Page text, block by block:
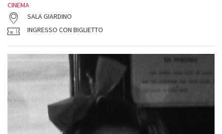
CINEMA
SALA GIARDINO
INGRESSO CON BIGLIETTO